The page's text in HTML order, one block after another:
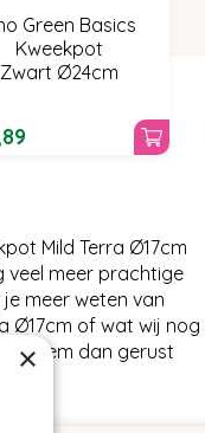
Green Basics
Kweekpot
Zwart Ø24cm
89
Mild Terra Ø17cm
veel meer prachtige
meer weten van
Ø17cm of wat wij nog
neem dan gerust
×